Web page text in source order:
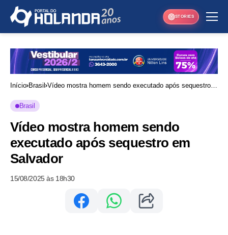
STORIES
Início Brasil Vídeo mostra homem sendo executado após sequestro
Brasil
Vídeo mostra homem sendo
executado após sequestro em
Salvador
15/08/2025 às 18h30